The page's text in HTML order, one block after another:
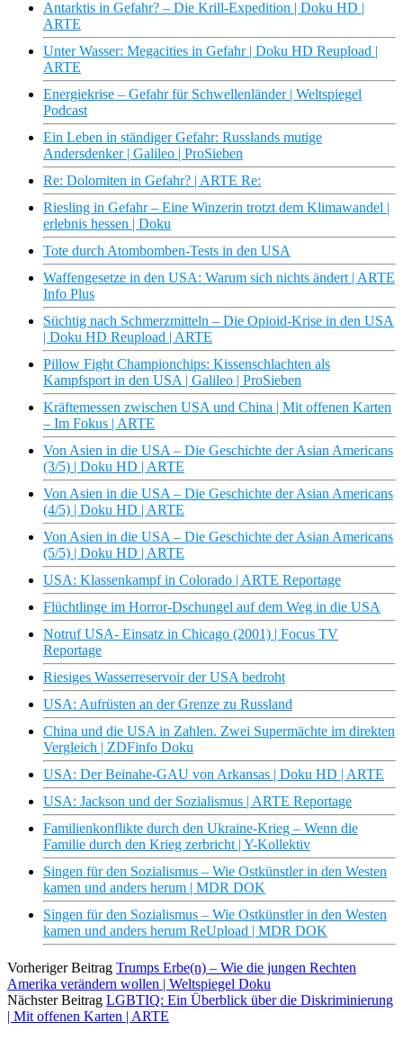
Antarktis in Gefahr? – Die Krill-Expedition | Doku HD |
ARTE
Unter Wasser: Megacities in Gefahr | Doku HD Reupload |
ARTE
Energiekrise – Gefahr für Schwellenländer | Weltspiegel
Podcast
Ein Leben in ständiger Gefahr: Russlands mutige
Andersdenker | Galileo | ProSieben
Re: Dolomiten in Gefahr? | ARTE Re:
Riesling in Gefahr – Eine Winzerin trotzt dem Klimawandel |
erlebnis hessen | Doku
Tote durch Atombomben-Tests in den USA
Waffengesetze in den USA: Warum sich nichts ändert | ARTE
Info Plus
Süchtig nach Schmerzmitteln – Die Opioid-Krise in den USA
| Doku HD Reupload | ARTE
Pillow Fight Championchips: Kissenschlachten als
Kampfsport in den USA | Galileo | ProSieben
Kräftemessen zwischen USA und China | Mit offenen Karten
– Im Fokus | ARTE
Von Asien in die USA – Die Geschichte der Asian Americans
(3/5) | Doku HD | ARTE
Von Asien in die USA – Die Geschichte der Asian Americans
(4/5) | Doku HD | ARTE
Von Asien in die USA – Die Geschichte der Asian Americans
(5/5) | Doku HD | ARTE
USA: Klassenkampf in Colorado | ARTE Reportage
Flüchtlinge im Horror-Dschungel auf dem Weg in die USA
Notruf USA- Einsatz in Chicago (2001) | Focus TV
Reportage
Riesiges Wasserreservoir der USA bedroht
USA: Aufrüsten an der Grenze zu Russland
China und die USA in Zahlen. Zwei Supermächte im direkten
Vergleich | ZDFinfo Doku
USA: Der Beinahe-GAU von Arkansas | Doku HD | ARTE
USA: Jackson und der Sozialismus | ARTE Reportage
Familienkonflikte durch den Ukraine-Krieg – Wenn die
Familie durch den Krieg zerbricht | Y-Kollektiv
Singen für den Sozialismus – Wie Ostkünstler in den Westen
kamen und anders herum | MDR DOK
Singen für den Sozialismus – Wie Ostkünstler in den Westen
kamen und anders herum ReUpload | MDR DOK
Vorheriger Beitrag Trumps Erbe(n) – Wie die jungen Rechten
Amerika verändern wollen | Weltspiegel Doku
Nächster Beitrag LGBTIQ: Ein Überblick über die Diskriminierung
| Mit offenen Karten | ARTE